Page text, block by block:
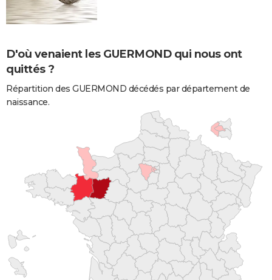
D'où venaient les GUERMOND qui nous ont
quittés ?
Répartition des GUERMOND décédés par département de
naissance.